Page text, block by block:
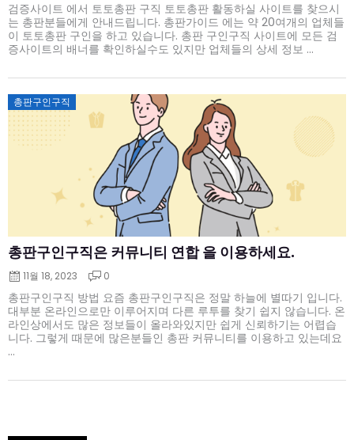
검증사이트 에서 토토총판 구직 토토총판 활동하실 사이트를 찾으시
는 총판분들에게 안내드립니다. 총판가이드 에는 약 20여개의 업체들
이 토토총판 구인을 하고 있습니다. 총판 구인구직 사이트에 모든 검
증사이트의 배너를 확인하실수도 있지만 업체들의 상세 정보 ...
총판구인구직
총판구인구직은 커뮤니티 연합 을 이용하세요.
Posted
on
11월 18, 2023 0
총판구인구직 방법 요즘 총판구인구직은 정말 하늘에 별따기 입니다.
대부분 온라인으로만 이루어지며 다른 루투를 찾기 쉽지 않습니다. 온
라인상에서도 많은 정보들이 올라와있지만 쉽게 신뢰하기는 어렵습
니다. 그렇게 때문에 많은분들인 총판 커뮤니티를 이용하고 있는데요
...